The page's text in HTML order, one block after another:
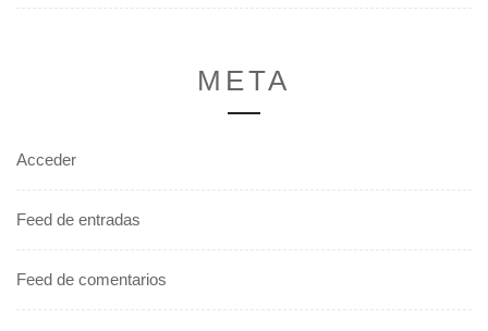
META
Acceder
Feed de entradas
Feed de comentarios